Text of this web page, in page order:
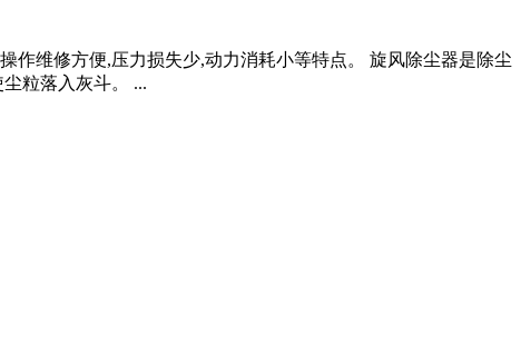
作维修方便,压力损失少,动力消耗小等特点。 旋风除尘器是除尘
粒落入灰斗。 ...